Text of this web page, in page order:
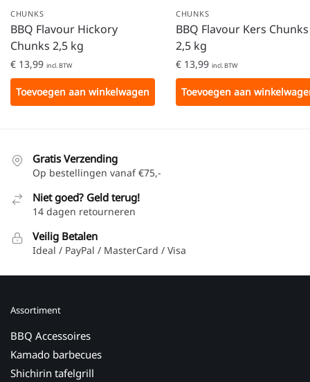
CHUNKS
BBQ Flavour Hickory
Chunks 2,5 kg
€ 13,99 incl. BTW
Toevoegen aan winkelwagen
CHUNKS
BBQ Flavour Kers Chunks
2,5 kg
€ 13,99 incl. BTW
Toevoegen aan
Gratis Verzending
Op bestellingen vanaf €75,-
Niet goed? Geld terug!
14 dagen retourneren
Veilig Betalen
Ideal / PayPal / MasterCard / Visa
Assortiment
BBQ Accessoires
Kamado barbecues
Shichirin tafelgrill